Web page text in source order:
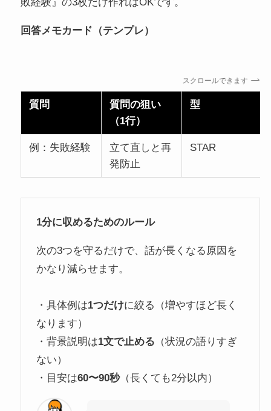
敗経験』の3枚だけ作ればOKです。
回答メモカード（テンプレ）
スクロールできます
質問
質問の狙い
（1行）
型
例：失敗経験
立て直しと再
発防止
STAR
1分に収めるためのルール
次の3つを守るだけで、話が長くなる原因を
かなり減らせます。
・具体例は1つだけに絞る（増やすほど長く
なります）
・背景説明は1文で止める （状況の語りすぎ
ない）
・目安は60〜90秒（長くても2分以内）